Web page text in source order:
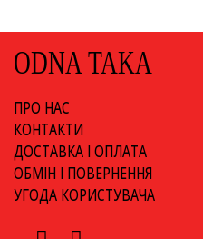
ODNA TAKA
ПРО НАС
КОНТАКТИ
ДОСТАВКА І ОПЛАТА
ОБМІН І ПОВЕРНЕННЯ
УГОДА КОРИСТУВАЧА